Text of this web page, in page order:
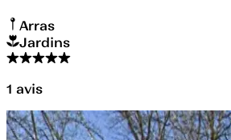
Arras
Jardins
1 avis